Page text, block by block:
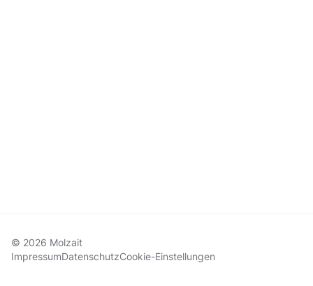
© 2026 Molzait
ImpressumDatenschutzCookie-Einstellungen